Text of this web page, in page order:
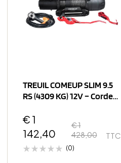
TREUIL COMEUP SLIM 9.5
RS (4309 KG) 12V – Corde
€1
428,00
€ 1
142,40
TTC
(0)